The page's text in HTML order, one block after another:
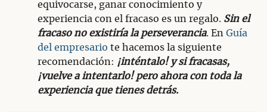
equivocarse, ganar conocimiento y
experiencia con el fracaso es un regalo. Sin el
fracaso no existiría la perseverancia. En Guía
del empresario te hacemos la siguiente
recomendación: ¡inténtalo! y si fracasas,
¡vuelve a intentarlo! pero ahora con toda la
experiencia que tienes detrás.